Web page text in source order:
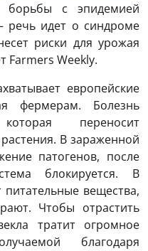
борьбы с эпидемией
речь идет о синдроме
риски для урожая
Farmers Weekly.
европейские
фермерам. Болезнь
переносит
В зараженной
патогенов, после
блокируется. В
питательные вещества,
Чтобы отрастить
тратит огромное
благодаря